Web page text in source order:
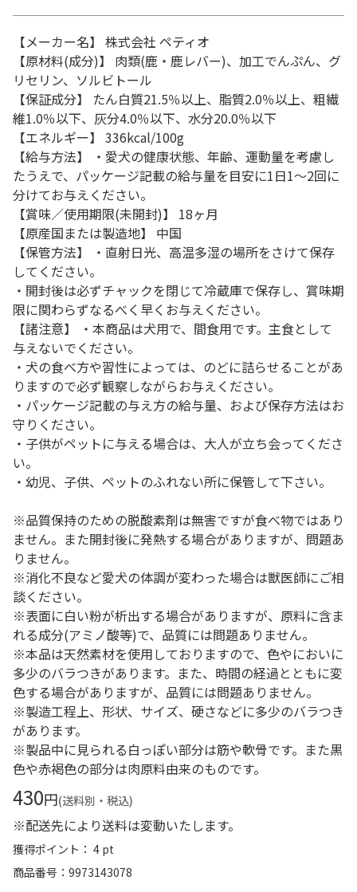
【メーカー名】 株式会社 ペティオ
【原材料(成分)】 肉類(鹿・鹿レバー)、加工でんぷん、グ
リセリン、ソルビトール
【保証成分】 たん白質21.5％以上、脂質2.0％以上、粗繊
維1.0％以下、灰分4.0％以下、水分20.0％以下
【エネルギー】 336kcal/100g
【給与方法】 ・愛犬の健康状態、年齢、運動量を考慮し
たうえで、パッケージ記載の給与量を目安に1日1～2回に
分けてお与えください。
【賞味／使用期限(未開封)】 18ヶ月
【原産国または製造地】 中国
【保管方法】 ・直射日光、高温多湿の場所をさけて保存
してください。
・開封後は必ずチャックを閉じて冷蔵庫で保存し、賞味期
限に関わらずなるべく早くお与えください。
【諸注意】 ・本商品は犬用で、間食用です。主食として
与えないでください。
・犬の食べ方や習性によっては、のどに詰らせることがあ
りますので必ず観察しながらお与えください。
・パッケージ記載の与え方の給与量、および保存方法はお
守りください。
・子供がペットに与える場合は、大人が立ち会ってくださ
い。
・幼児、子供、ペットのふれない所に保管して下さい。
※品質保持のための脱酸素剤は無害ですが食べ物ではあり
ません。また開封後に発熱する場合がありますが、問題あ
りません。
※消化不良など愛犬の体調が変わった場合は獣医師にご相
談ください。
※表面に白い粉が析出する場合がありますが、原料に含ま
れる成分(アミノ酸等)で、品質には問題ありません。
※本品は天然素材を使用しておりますので、色やにおいに
多少のバラつきがあります。また、時間の経過とともに変
色する場合がありますが、品質には問題ありません。
※製造工程上、形状、サイズ、硬さなどに多少のバラつき
があります。
※製品中に見られる白っぽい部分は筋や軟骨です。また黒
色や赤褐色の部分は肉原料由来のものです。
430円(送料別・税込)
※配送先により送料は変動いたします。
獲得ポイント： 4 pt
商品番号
9973143078